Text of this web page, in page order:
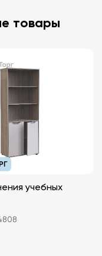
товары
учебных